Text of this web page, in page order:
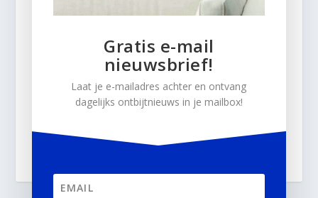
Gratis e-mail
nieuwsbrief!
Laat je e-mailadres achter en ontvang
dagelijks ontbijtnieuws in je mailbox!